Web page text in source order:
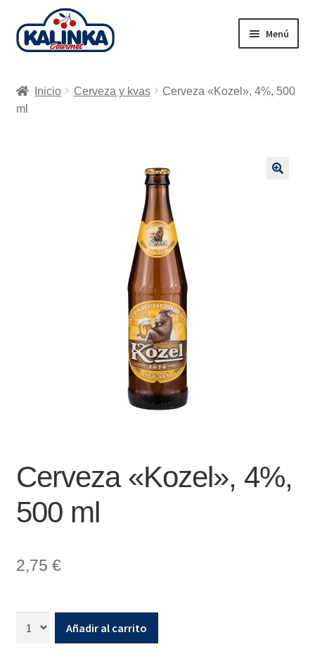
Ir
a
Ir
al
Menú
Tienda en línea
Inicio Cerveza y kvas
Cerveza «Kozel», 4%, 500
ml
Cerveza «Kozel», 4%,
500 ml
2,75 €
Añadir al carrito